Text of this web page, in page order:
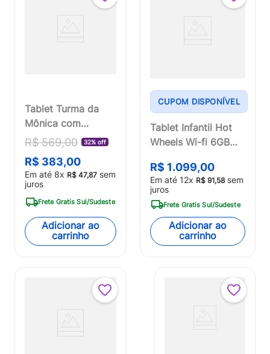
Tablet Turma da
Mônica com
Controle Parental
32GB Tela 7 pol.
1GB RAM Wi-Fi
Android 11 (Go
edition) Preto Multi
- NB369OUT
[Reembalado]
R$ 569,00 32% off
R$ 383,00
Em até 8x R$ 47,87 sem
juros
Frete Gratis Sul/Sudeste
Adicionar ao
carrinho
CUPOM DISPONÍVEL
Tablet Infantil Hot
Wheels Wi-fi 6GB
Pol. Android 13
Octa-core Multi -
NB435
R$ 1.099,00
Em até 12x R$ 91,58sem
juros
Frete Gratis Sul/Sudeste
Adicionar ao
carrinho